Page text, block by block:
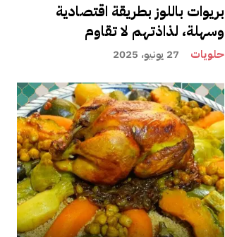
بريوات باللوز بطريقة اقتصادية
وسهلة، لذاذتهم لا تقاوم
حلويات 27 يونيو، 2025